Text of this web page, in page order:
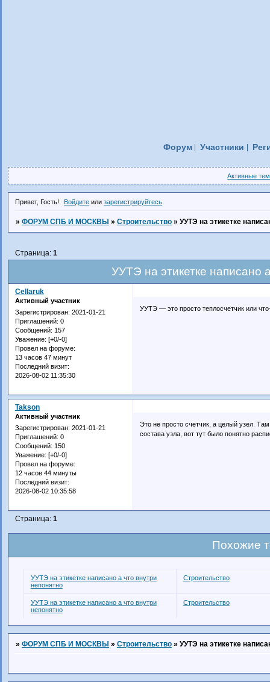
Форум Участники
Активные
Привет, Гость! Войдите илизарегистрируйтесь
» ФОРУМ СПБ И МОСКВЫ » Строительство » УУТЭ на этикетке
УУТЭ на этикетке написано
Страница: 1
Cellaruk
Активный участник
Зарегистрирован: 2021-01-21
Приглашений: 0
Сообщений: 157
Уважение: [+0/-0]
Провел на форуме:
13 часов 47 минут
Последний визит:
2026-08-02 11:35:30
УУТЭ — это просто теплосчетчик или
Takson
Активный участник
Зарегистрирован: 2021-01-21
Приглашений: 0
Сообщений: 150
Уважение: [+0/-0]
Провел на форуме:
12 часов 44 минуты
Последний визит:
2026-08-02 10:35:58
Это не просто счетчик, а целый узел.
состава узла, вот тут было понятно
Страница: 1
Похожие
УУТЭ на этикетке написано а что внутри
непонятно
Строительство
УУТЭ на этикетке написано а что внутри
непонятно
Строительство
» ФОРУМ СПБ И МОСКВЫ » Строительство » УУТЭ на этикетке